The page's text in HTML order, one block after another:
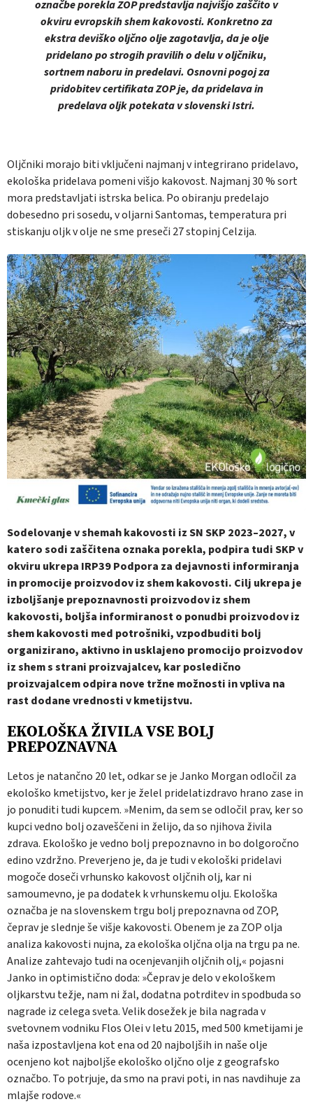
označbe porekla ZOP predstavlja najvišjo zaščito v
okviru evropskih shem kakovosti. Konkretno za
ekstra deviško oljčno olje zagotavlja, da je olje
pridelano po strogih pravilih o delu v oljčniku,
sortnem naboru in predelavi. Osnovni pogoj za
pridobitev certifikata ZOP je, da pridelava in
predelava oljk potekata v slovenski Istri.
Oljčniki morajo biti vključeni najmanj v integrirano pridelavo,
ekološka pridelava pomeni višjo kakovost. Najmanj 30 % sort
mora predstavljati istrska belica. Po obiranju predelajo
dobesedno pri sosedu, v oljarni Santomas, temperatura pri
stiskanju oljk v olje ne sme preseči 27 stopinj Celzija.
Sodelovanje v shemah kakovosti iz SN SKP 2023–2027, v
katero sodi zaščitena oznaka porekla, podpira tudi SKP v
okviru ukrepa IRP39 Podpora za dejavnosti informiranja
in promocije proizvodov iz shem kakovosti. Cilj ukrepa je
izboljšanje prepoznavnosti proizvodov iz shem
kakovosti, boljša informiranost o ponudbi proizvodov iz
shem kakovosti med potrošniki, vzpodbuditi bolj
organizirano, aktivno in usklajeno promocijo proizvodov
iz shem s strani proizvajalcev, kar posledično
proizvajalcem odpira nove tržne možnosti in vpliva na
rast dodane vrednosti v kmetijstvu.
EKOLOŠKA ŽIVILA VSE BOLJ
PREPOZNAVNA
Letos je natančno 20 let, odkar se je Janko Morgan odločil za
ekološko kmetijstvo, ker je želel pridelatizdravo hrano zase in
jo ponuditi tudi kupcem. »Menim, da sem se odločil prav, ker so
kupci vedno bolj ozaveščeni in želijo, da so njihova živila
zdrava. Ekološko je vedno bolj prepoznavno in bo dolgoročno
edino vzdržno. Preverjeno je, da je tudi v ekološki pridelavi
mogoče doseči vrhunsko kakovost oljčnih olj, kar ni
samoumevno, je pa dodatek k vrhunskemu olju. Ekološka
označba je na slovenskem trgu bolj prepoznavna od ZOP,
čeprav je slednje še višje kakovosti. Obenem je za ZOP olja
analiza kakovosti nujna, za ekološka oljčna olja na trgu pa ne.
Analize zahtevajo tudi na ocenjevanjih oljčnih olj,« pojasni
Janko in optimistično doda: »Čeprav je delo v ekološkem
oljkarstvu težje, nam ni žal, dodatna potrditev in spodbuda so
nagrade iz celega sveta. Velik dosežek je bila nagrada v
svetovnem vodniku Flos Olei v letu 2015, med 500 kmetijami je
naša izpostavljena kot ena od 20 najboljših in naše olje
ocenjeno kot najboljše ekološko oljčno olje z geografsko
označbo. To potrjuje, da smo na pravi poti, in nas navdihuje za
mlajše rodove.«